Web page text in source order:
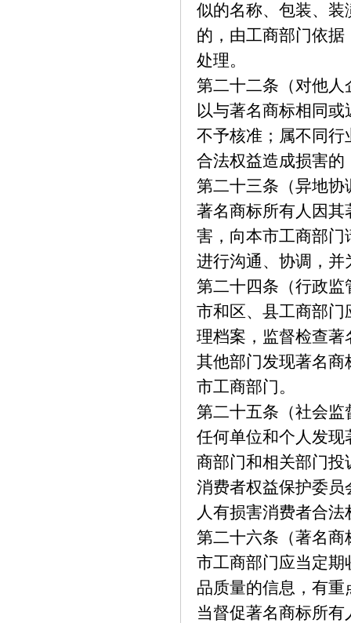
似的名称、包装、
的，由工商部门依
处理。
第二十二条（对他
以与著名商标相同
不予核准；属不同
合法权益造成损害
第二十三条（异地协
著名商标所有人因
害，向本市工商部
进行沟通、协调，
第二十四条（行政监
市和区、县工商部
理档案，监督检查
其他部门发现著名
市工商部门。
第二十五条（社会监
任何单位和个人发
商部门和相关部门投
消费者权益保护委
人有损害消费者合
第二十六条（著名商
市工商部门应当定
品质量的信息，有
当督促著名商标所